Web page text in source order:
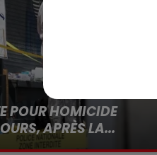
POUR HOMICIDE
APRÈS LA...
le logement